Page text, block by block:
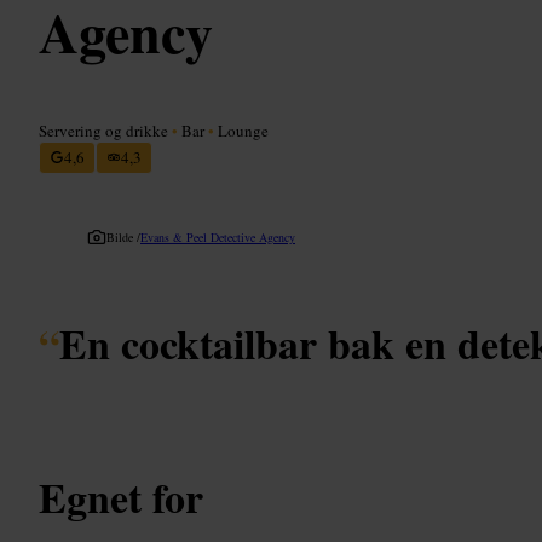
Agency
Servering og drikke • Bar • Lounge
4,6
4,3
Bilde /Evans & Peel Detective Agency
“En cocktailbar bak en
Egnet for